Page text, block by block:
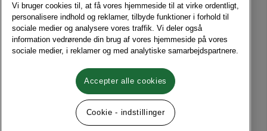
Vi bruger cookies til, at få vores hjemmeside til at virke ordentligt,
personalisere indhold og reklamer, tilbyde funktioner i forhold til
sociale medier og analysere vores traffik. Vi deler også
information vedrørende din brug af vores hjemmeside på vores
sociale medier, i reklamer og med analytiske samarbejdspartnere.
Accepter alle cookies
Cookie - indstillinger